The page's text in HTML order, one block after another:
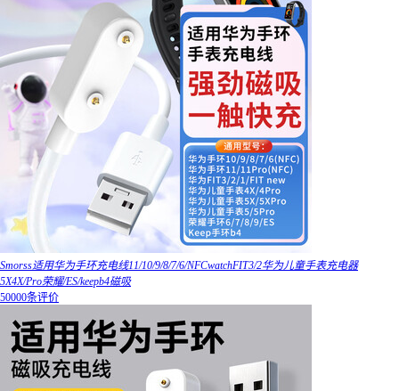
Smorss适用华为手环充电线11/10/9/8/7/6/NFCwatchFIT3/2华为儿童手表充电器
5X4X/Pro荣耀/ES/keepb4磁吸
50000条评价